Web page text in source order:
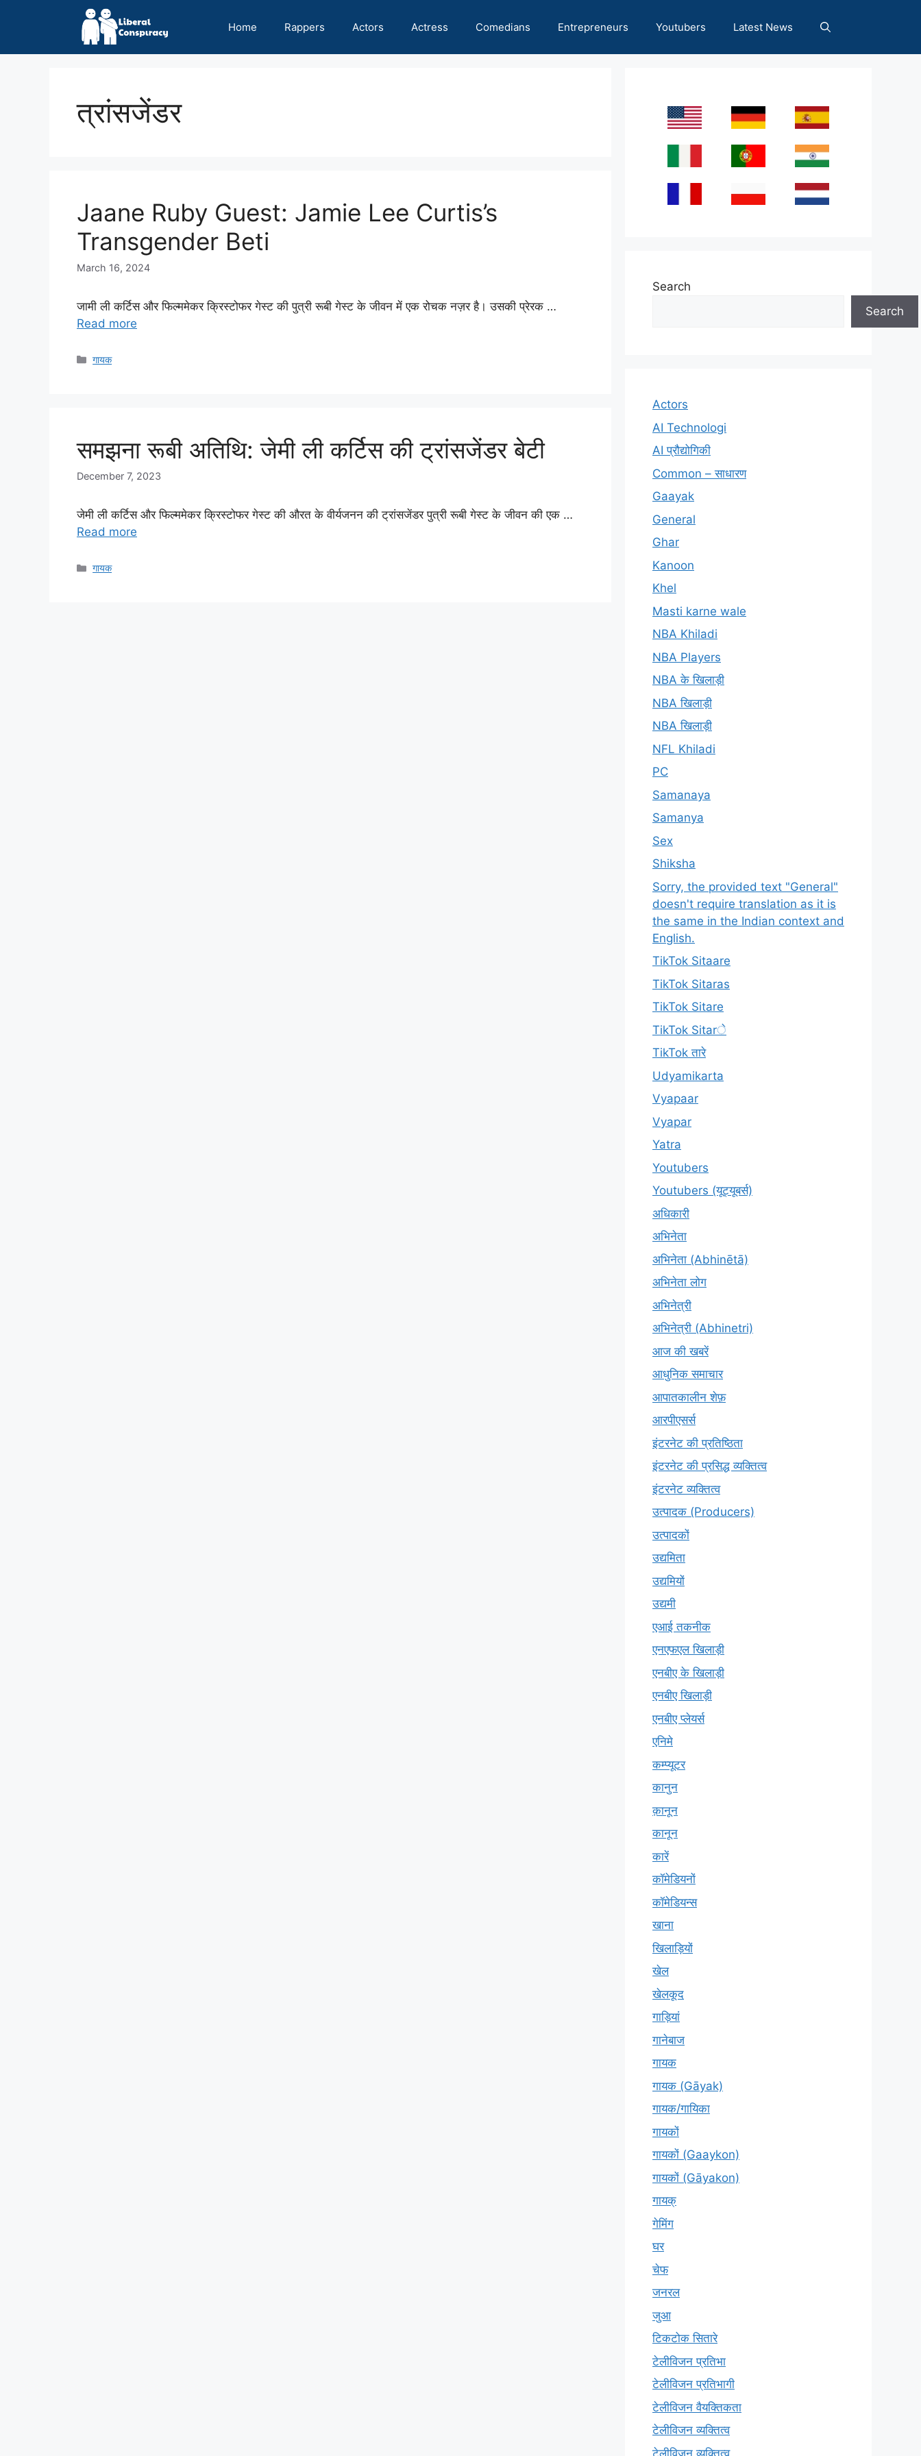
Home Rappers Actors Actress Comedians Entrepreneurs Youtubers Latest News
त्रांसजेंडर
Jaane Ruby Guest: Jamie Lee Curtis’s
Transgender Beti
March 16, 2024
जामी ली कर्टिस और फिल्ममेकर क्रिस्टोफर गेस्ट की पुत्री रूबी गेस्ट के जीवन में एक रोचक नज़र है। उसकी प्रेरक …
Read more
Categories
गायक
समझना रूबी अतिथि: जेमी ली कर्टिस की ट्रांसजेंडर बेटी
December 7, 2023
जेमी ली कर्टिस और फिल्ममेकर क्रिस्टोफर गेस्ट की औरत के वीर्यजनन की ट्रांसजेंडर पुत्री रूबी गेस्ट के जीवन की एक …
Read more
Categories
गायक
Search
Search
Actors
AI Technologi
AI प्रौद्योगिकी
Common – साधारण
Gaayak
General
Ghar
Kanoon
Khel
Masti karne wale
NBA Khiladi
NBA Players
NBA के खिलाड़ी
NBA खिलाड़ी
NBA खिलाड़ी
NFL Khiladi
PC
Samanaya
Samanya
Sex
Shiksha
Sorry, the provided text "General"
doesn't require translation as it is
the same in the Indian context and
English.
TikTok Sitaare
TikTok Sitaras
TikTok Sitare
TikTok Sitarे
TikTok तारे
Udyamikarta
Vyapaar
Vyapar
Yatra
Youtubers
Youtubers (यूट्यूबर्स)
अधिकारी
अभिनेता
अभिनेता (Abhinētā)
अभिनेता लोग
अभिनेत्री
अभिनेत्री (Abhinetri)
आज की खबरें
आधुनिक समाचार
आपातकालीन शेफ़
आरपीएसर्स
इंटरनेट की प्रतिष्ठिता
इंटरनेट की प्रसिद्ध व्यक्तित्व
इंटरनेट व्यक्तित्व
उत्पादक (Producers)
उत्पादकों
उद्यमिता
उद्यमियों
उद्यमी
एआई तकनीक
एनएफएल खिलाड़ी
एनबीए के खिलाड़ी
एनबीए खिलाड़ी
एनबीए प्लेयर्स
एनिमे
कम्प्यूटर
कानुन
क़ानून
कानून
कारें
कॉमेडियनों
कॉमेडियन्स
खाना
खिलाड़ियों
खेल
खेलकूद
गाड़ियां
गानेबाज
गायक
गायक (Gāyak)
गायक/गायिका
गायकों
गायकों (Gaaykon)
गायकों (Gāyakon)
गायक्
गेमिंग
घर
चेफ
जनरल
जुआ
टिकटोक सितारे
टेलीविजन प्रतिभा
टेलीविजन प्रतिभागी
टेलीविजन वैयक्तिकता
टेलीविजन व्यक्तित्व
टेलीविज़न व्यक्तित्व